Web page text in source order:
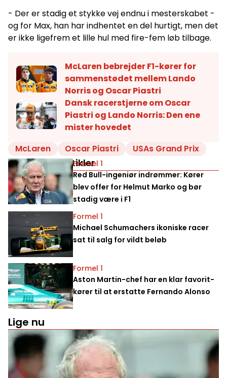
- Der er stadig et stykke vej endnu i mesterskabet -
og for Max, han har indhentet en del hurtigt, men det
er ikke ligefrem et lille hul med fire-fem løb tilbage.
McLaren bebrejder F1-kører for
sammenstødet mellem Lando
Norris og Oscar Piastri
Dansk racerstjerne om Oscar
Piastri og Lando Norris: Den ene
mister hovedet
McLaren
Oscar Piastri USAs Grand Prix
Relaterede artikler
Formel 1
Red Bull-ingeniør indrømmer: Kører
blev offer for Helmut Marko og bør
stadig være i F1
Formel 1
Michael Schumachers ikoniske racer
sat til salg for vildt beløb
Formel 1
Aston Martin-chef har en klar favorit-
kører til at erstatte Fernando Alonso
Lige nu